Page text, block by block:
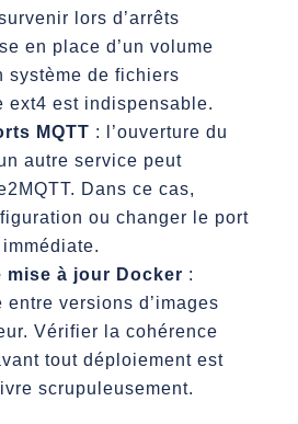
lors d’arrêts
en place d’un volume
système de fichiers
ext4 est indispensable.
MQTT : l’ouverture du
autre service peut
Dans ce cas,
ou changer le port
mise à jour Docker :
versions d’images
Vérifier la cohérence
tout déploiement est
scrupuleusement.